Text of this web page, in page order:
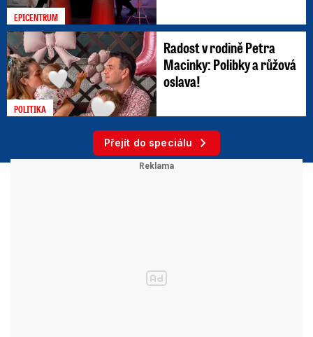
EPICENTRUM
POLITIKA
Radost v rodině Petra
Macinky: Polibky a růžová
oslava!
Přejít do speciálu